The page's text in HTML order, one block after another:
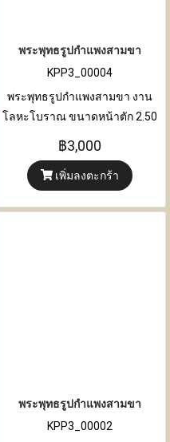
พระพุทธรูปกำแพงสามขา
KPP3_00004
พระพุทธรูปกำแพงสามขา งาน
โลหะโบราณ ขนาดหน้าตัก 2.50
฿3,000
เพิ่มลงตะกร้า
พระพุทธรูปกำแพงสามขา
KPP3_00002